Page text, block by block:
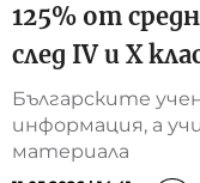
125% от
след IV и X
Българските
информация, а
материала